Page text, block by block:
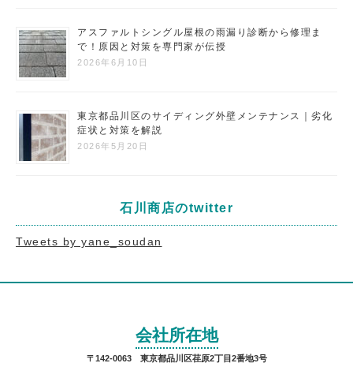
アスファルトシングル屋根の雨漏り診断から修理ま
で！原因と対策を専門家が伝授
2026年6月10日
東京都品川区のサイディング外壁メンテナンス｜劣化
症状と対策を解説
2026年5月20日
石川商店のtwitter
Tweets by yane_soudan
会社所在地
〒142-0063 東京都品川区荏原2丁目2番地3号